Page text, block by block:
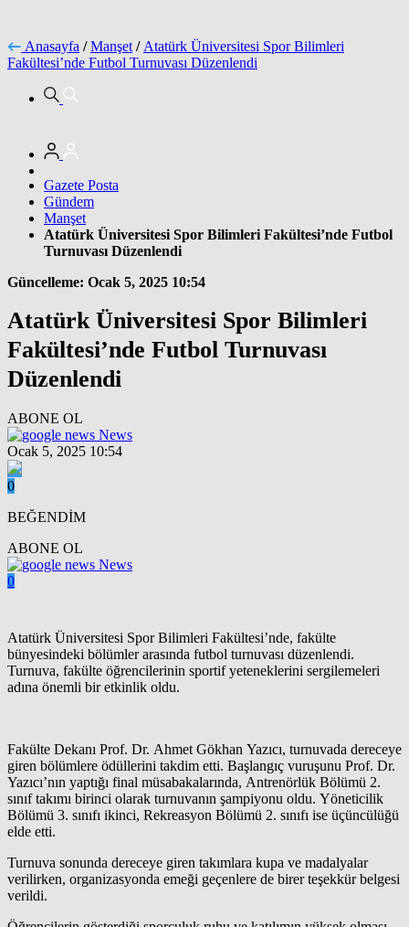
Anasayfa / Manşet / Atatürk Üniversitesi Spor Bilimleri
Fakültesi’nde Futbol Turnuvası Düzenlendi
Gazete Posta
Gündem
Manşet
Atatürk Üniversitesi Spor Bilimleri Fakültesi’nde Futbol
Turnuvası Düzenlendi
Güncelleme: Ocak 5, 2025 10:54
Atatürk Üniversitesi Spor Bilimleri
Fakültesi’nde Futbol Turnuvası
Düzenlendi
ABONE OL
News
Ocak 5, 2025 10:54
0
BEĞENDİM
ABONE OL
News
0
Atatürk Üniversitesi Spor Bilimleri Fakültesi’nde, fakülte
bünyesindeki bölümler arasında futbol turnuvası düzenlendi.
Turnuva, fakülte öğrencilerinin sportif yeteneklerini sergilemeleri
adına önemli bir etkinlik oldu.
Fakülte Dekanı Prof. Dr. Ahmet Gökhan Yazıcı, turnuvada dereceye
giren bölümlere ödüllerini takdim etti. Başlangıç vuruşunu Prof. Dr.
Yazıcı’nın yaptığı final müsabakalarında, Antrenörlük Bölümü 2.
sınıf takımı birinci olarak turnuvanın şampiyonu oldu. Yöneticilik
Bölümü 3. sınıfı ikinci, Rekreasyon Bölümü 2. sınıfı ise üçüncülüğü
elde etti.
Turnuva sonunda dereceye giren takımlara kupa ve madalyalar
verilirken, organizasyonda emeği geçenlere de birer teşekkür belgesi
verildi.